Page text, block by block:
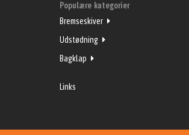
Populære kategorier
Bremseskiver
Udstødning
Bagklap
Links